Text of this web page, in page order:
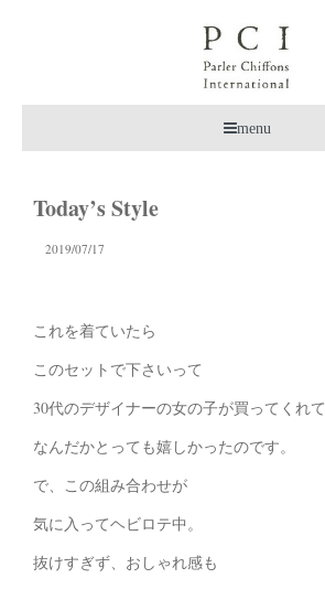
menu
Today’s Style
2019/07/17
これを着ていたら
このセットで下さいって
30代のデザイナーの女の子が買ってくれて
なんだかとっても嬉しかったのです。
で、この組み合わせが
気に入ってヘビロテ中。
抜けすぎず、おしゃれ感も